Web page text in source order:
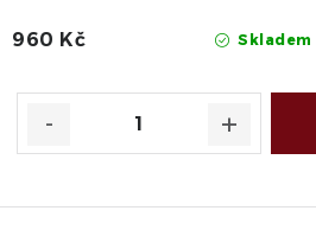
Skladem
960 Kč